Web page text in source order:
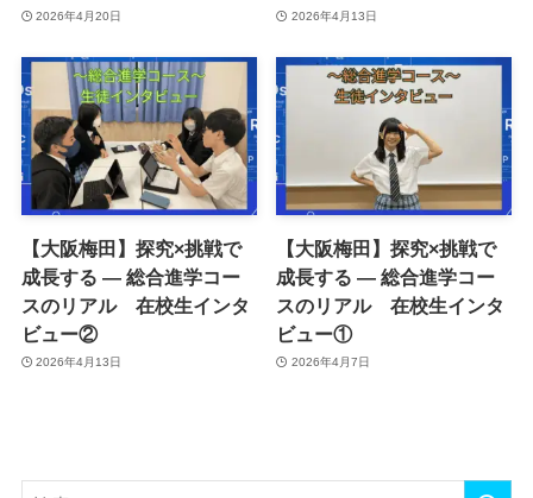
2026年4月20日 2026年4月13日
【大阪梅田】探究×挑戦で
成長する ― 総合進学コー
スのリアル 在校生インタ
ビュー②
2026年4月13日
【大阪梅田】探究×挑戦で
成長する ― 総合進学コー
スのリアル 在校生インタ
ビュー①
2026年4月7日